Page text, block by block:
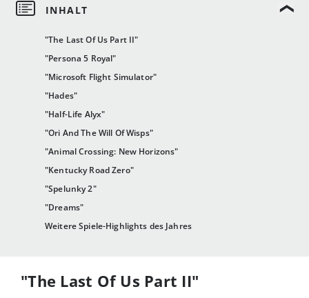
"The Last Of Us Part II"
"Persona 5 Royal"
"Microsoft Flight Simulator"
"Hades"
"Half-Life Alyx"
"Ori And The Will Of Wisps"
"Animal Crossing: New Horizons"
"Kentucky Road Zero"
"Spelunky 2"
"Dreams"
Weitere Spiele-Highlights des Jahres
"The Last Of Us Part II"